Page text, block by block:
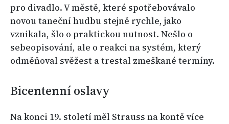
pro divadlo. V městě, které spotřebovávalo
novou taneční hudbu stejně rychle, jako
vznikala, šlo o praktickou nutnost. Nešlo o
sebeopisování, ale o reakci na systém, který
odměňoval svěžest a trestal zmeškané termíny.
Bicentenní oslavy
Na konci 19. století měl Strauss na kontě více